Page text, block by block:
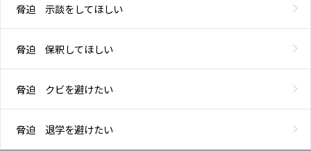
脅迫 示談をしてほしい
脅迫 保釈してほしい
脅迫 クビを避けたい
脅迫 退学を避けたい